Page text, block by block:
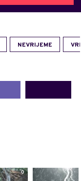
NEVRIJEME
0